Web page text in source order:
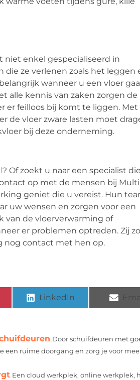
niet enkel gespecialiseerd in
ze verlenen zoals het leggen
wanneer u een vloer
alle kennis van zaken zorgen de
er feilloos bij komt te liggen. Met
de vloer zware lasten moet
bij deze onderneming.
? Of zoekt u naar een specialist
op met de mensen bij Multi
geniet die u vereist. Hun
uw wensen en zorgen voor een
van de vloerverwarming of
er problemen optreden. Zij
nog contact met hen op.
LinkedIn
Door schuifdeuren met
een ruime doorgang en zorg je voor
Een cloud werkplek, online werkplek,